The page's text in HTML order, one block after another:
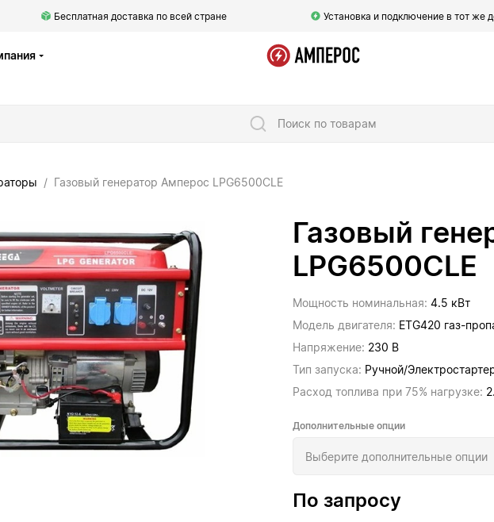
Бесплатная доставка по всей стране Установка и подключение в тот же
Поиск по товарам
Газовый генератор Амперос LPG6500CLE
Газовый
LPG6500CLE
Мощность номинальная: 4.5 кВт
Модель двигателя: ETG420 газ-
Напряжение: 230 В
Тип запуска: Ручной/
Расход топлива при 75% нагрузке:
Дополнительные опции
По запросу